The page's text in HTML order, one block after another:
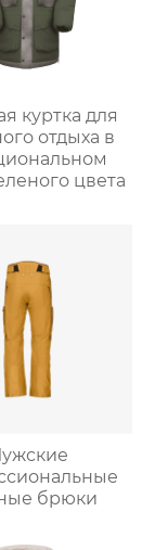
куртка для
отдыха в
цвета
брюки